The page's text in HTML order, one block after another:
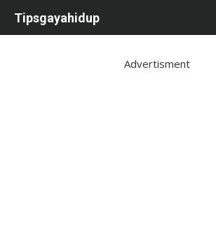
Tipsgayahidup
Advertisment